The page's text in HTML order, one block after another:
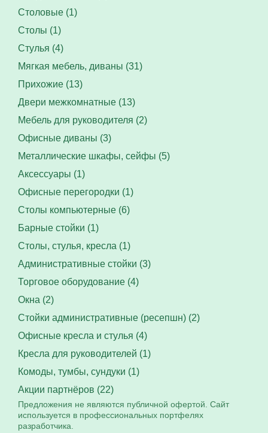
Столовые (1)
Столы (1)
Стулья (4)
Мягкая мебель, диваны (31)
Прихожие (13)
Двери межкомнатные (13)
Мебель для руководителя (2)
Офисные диваны (3)
Металлические шкафы, сейфы (5)
Аксессуары (1)
Офисные перегородки (1)
Столы компьютерные (6)
Барные стойки (1)
Столы, стулья, кресла (1)
Административные стойки (3)
Торговое оборудование (4)
Окна (2)
Стойки административные (ресепшн) (2)
Офисные кресла и стулья (4)
Кресла для руководителей (1)
Комоды, тумбы, сундуки (1)
Акции партнёров (22)
Предложения не являются публичной офертой. Сайт
используется в профессиональных портфелях
разработчика.